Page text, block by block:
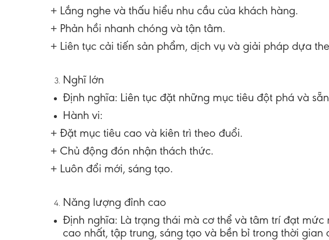
+ Lắng nghe và thấu hiểu nhu cầu của khách hàng.
+ Phản hồi nhanh chóng và tận tâm.
+ Liên tục cải tiến sản phẩm, dịch vụ và giải pháp dựa
Nghĩ lớn
Định nghĩa: Liên tục đặt những mục tiêu đột phá và
Hành vi:
+ Đặt mục tiêu cao và kiên trì theo đuổi.
+ Chủ động đón nhận thách thức.
+ Luôn đổi mới, sáng tạo.
Năng lượng đỉnh cao
Định nghĩa: Là trạng thái mà cơ thể và tâm trí đạt
cao nhất, tập trung, sáng tạo và bền bỉ trong thời gian